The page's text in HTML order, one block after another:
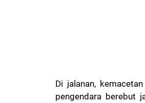
Di jalanan,
pengendara berebut